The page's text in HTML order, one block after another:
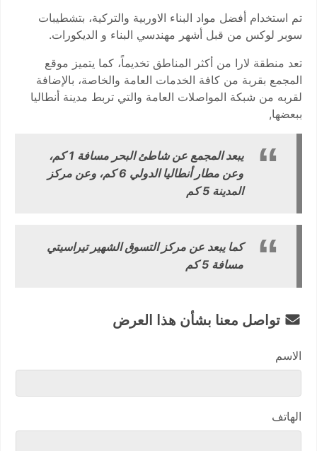
تم استخدام أفضل مواد البناء الاوربية والتركية، بتشطيبات
سوبر لوكس من قبل أشهر مهندسي البناء و الديكورات.
تعد منطقة لارا من أكثر المناطق تخديماً، كما يتميز موقع
المجمع بقربة من كافة الخدمات العامة والخاصة، بالإضافة
لقربه من شبكة المواصلات العامة والتي تربط مدينة أنطاليا
ببعضها,
يبعد المجمع عن شاطئ البحر مسافة 1 كم،
وعن مطار أنطاليا الدولي 6 كم، وعن مركز
المدينة 5 كم
كما يبعد عن مركز التسوق الشهير تيراسيتي
مسافة 5 كم
تواصل معنا بشأن هذا العرض
الاسم
الهاتف